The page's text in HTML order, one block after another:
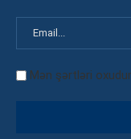
Mən şərtləri